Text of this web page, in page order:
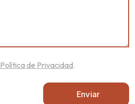
Política de Privacidad.
Enviar